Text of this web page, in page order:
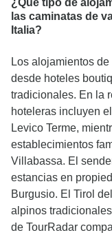
¿Qué tipo de
las caminatas de
Italia?
Los alojamientos
desde hoteles
tradicionales. En la
hoteleras incluyen
Levico Terme,
establecimientos
Villabassa. El
estancias en
Burgusio. El Tirol
alpinos
de TourRadar